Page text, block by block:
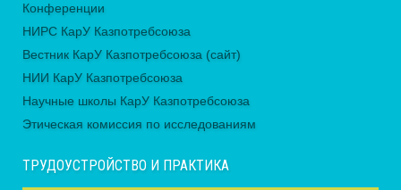
Конференции
НИРС КарУ Казпотребсоюза
Вестник КарУ Казпотребсоюза (сайт)
НИИ КарУ Казпотребсоюза
Научные школы КарУ Казпотребсоюза
Этическая комиссия по исследованиям
ТРУДОУСТРОЙСТВО И ПРАКТИКА